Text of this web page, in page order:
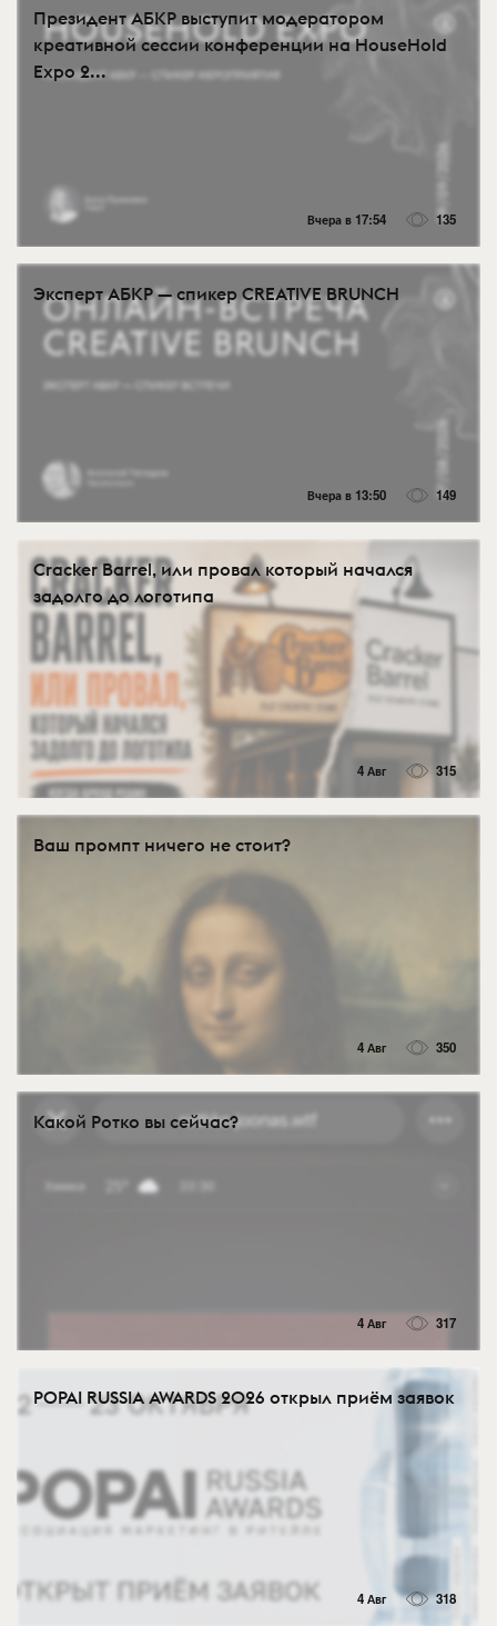
Президент АБКР выступит модератором
креативной сессии конференции на HouseHold
Expo 2...
Вчера в 17:54 135
Эксперт АБКР — спикер CREATIVE BRUNCH
Вчера в 13:50 149
Cracker Barrel, или провал который начался
задолго до логотипа
4 Авг 315
Ваш промпт ничего не стоит?
4 Авг 350
Какой Ротко вы сейчас?
4 Авг 317
POPAI RUSSIA AWARDS 2026 открыл приём заявок
4 Авг 318